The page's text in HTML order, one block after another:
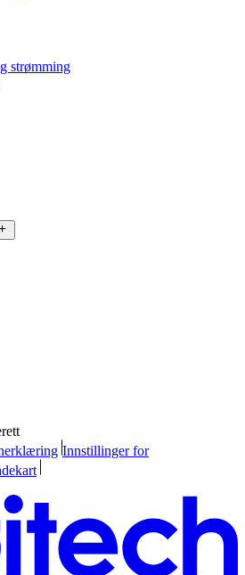
strømming
Innstillinger for